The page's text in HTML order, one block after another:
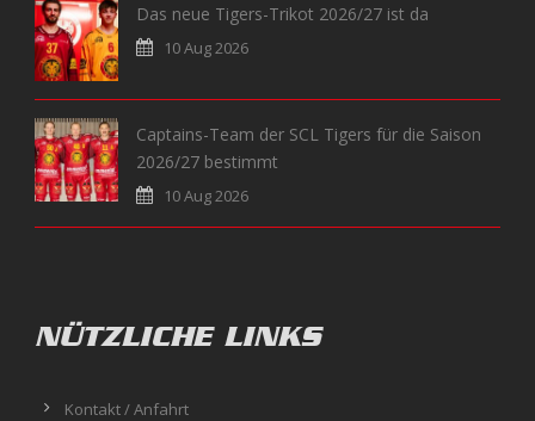
Das neue Tigers-Trikot 2026/27 ist da
10 Aug 2026
Captains-Team der SCL Tigers für die Saison
2026/27 bestimmt
10 Aug 2026
NÜTZLICHE LINKS
Kontakt / Anfahrt